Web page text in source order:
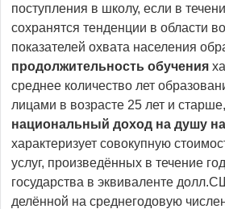
поступления в школу, если в
сохранятся тенденции в области
показателей охвата населения
продолжительность обучения
среднее количество лет
лицами в возрасте 25 лет и
национальный доход на душу
характеризует совокупную
услуг, произведённых в течение
государства в эквиваленте
делённой на среднегодовую